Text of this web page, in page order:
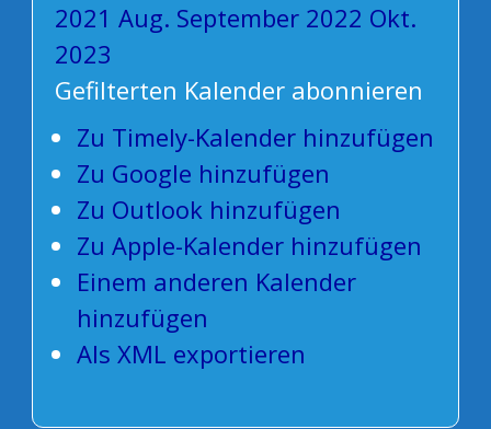
2021 Aug. September 2022 Okt.
2023
Gefilterten Kalender abonnieren
Zu Timely-Kalender hinzufügen
Zu Google hinzufügen
Zu Outlook hinzufügen
Zu Apple-Kalender hinzufügen
Einem anderen Kalender
hinzufügen
Als XML exportieren